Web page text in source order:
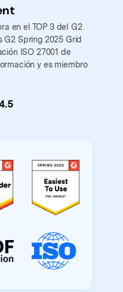
en el TOP 3 del G2
G2 Spring 2025 Grid
ISO 27001 de
y es miembro